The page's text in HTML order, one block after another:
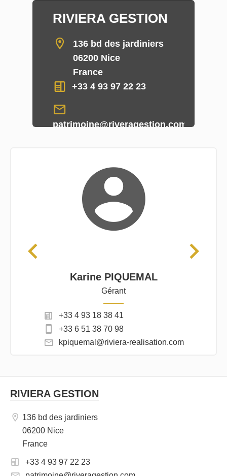
RIVIERA GESTION
136 bd des jardiniers
06200 Nice
France
+33 4 93 97 22 23
patrimoine@riveragestion.com
Karine PIQUEMAL
Gérant
+33 4 93 18 38 41
+33 6 51 38 70 98
kpiquemal@riviera-realisation.com
RIVIERA GESTION
136 bd des jardiniers
06200 Nice
France
+33 4 93 97 22 23